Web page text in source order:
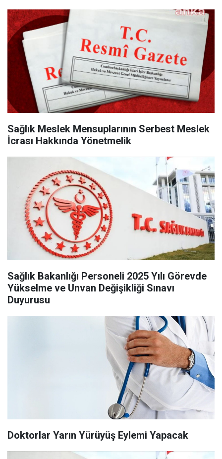
Sağlık Meslek Mensuplarının Serbest Meslek
İcrası Hakkında Yönetmelik
Sağlık Bakanlığı Personeli 2025 Yılı Görevde
Yükselme ve Unvan Değişikliği Sınavı
Duyurusu
Doktorlar Yarın Yürüyüş Eylemi Yapacak